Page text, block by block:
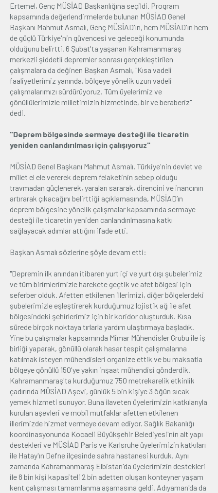
Ertemel, Genç MÜSİAD Başkanlığına seçildi. Program
kapsamında değerlendirmelerde bulunan MÜSİAD Genel
Başkanı Mahmut Asmalı, Genç MÜSİAD'ın, hem MÜSİAD'ın hem
de güçlü Türkiye'nin güvencesi ve geleceği konumunda
olduğunu belirtti. 6 Şubat'ta yaşanan Kahramanmaraş
merkezli şiddetli depremler sonrası gerçekleştirilen
çalışmalara da değinen Başkan Asmalı, "Kısa vadeli
faaliyetlerimiz yanında, bölgeye yönelik uzun vadeli
çalışmalarımızı sürdürüyoruz. Tüm üyelerimiz ve
gönüllülerimizle milletimizin hizmetinde, bir ve beraberiz"
dedi.
"Deprem bölgesinde sermaye desteği ile ticaretin
yeniden canlandırılması için çalışıyoruz"
MÜSİAD Genel Başkanı Mahmut Asmalı, Türkiye'nin devlet ve
millet el ele vererek deprem felaketinin sebep olduğu
travmadan güçlenerek, yaraları sararak, direncini ve inancının
artırarak çıkacağını belirttiği açıklamasında, MÜSİAD’ın
deprem bölgesine yönelik çalışmalar kapsamında sermaye
desteği ile ticaretin yeniden canlandırılmasına katkı
sağlayacak adımlar attığını ifade etti.
Başkan Asmalı sözlerine şöyle devam etti:
"Depremin ilk anından itibaren yurt içi ve yurt dışı şubelerimiz
ve tüm birimlerimizle harekete geçtik ve afet bölgesi için
seferber olduk. Afetten etkilenen illerimizi, diğer bölgelerdeki
şubelerimizle eşleştirerek kurduğumuz lojistik ağ ile afet
bölgesindeki şehirlerimiz için bir koridor oluşturduk. Kısa
sürede birçok noktaya tırlarla yardım ulaştırmaya başladık.
Yine bu çalışmalar kapsamında Mimar Mühendisler Grubu ile iş
birliği yaparak, gönüllü olarak hasar tespit çalışmalarına
katılmak isteyen mühendisleri organize ettik ve bu maksatla
bölgeye gönüllü 150'ye yakın inşaat mühendisi gönderdik.
Kahramanmaraş'ta kurduğumuz 750 metrekarelik etkinlik
çadırında MÜSİAD Aşevi, günlük 5 bin kişiye 3 öğün sıcak
yemek hizmeti sunuyor. Buna ilaveten üyelerimizin katkılarıyla
kurulan aşevleri ve mobil mutfaklar afetten etkilenen
illerimizde hizmet vermeye devam ediyor. Sağlık Bakanlığı
koordinasyonunda Kocaeli Büyükşehir Belediyesi'nin alt yapı
destekleri ve MÜSİAD Paris ve Karlsruhe üyelerimizin katkıları
ile Hatay'ın Defne ilçesinde sahra hastanesi kurduk. Aynı
zamanda Kahramanmaraş Elbistan'da üyelerimizin destekleri
ile 8 bin kişi kapasiteli 2 bin adetten oluşan konteyner yaşam
kent çalışması tamamlanma aşamasına geldi. Adıyaman'da da